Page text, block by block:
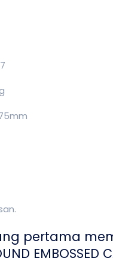
pertama
EMBOSSED